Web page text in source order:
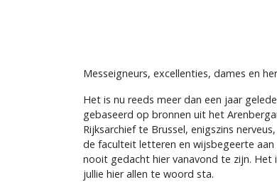
Messeigneurs, excellenties, dames en
Het is nu reeds meer dan een jaar
gebaseerd op bronnen uit het
Rijksarchief te Brussel, enigszins
de faculteit letteren en wijsbegeerte
nooit gedacht hier vanavond te zijn.
jullie hier allen te woord sta.